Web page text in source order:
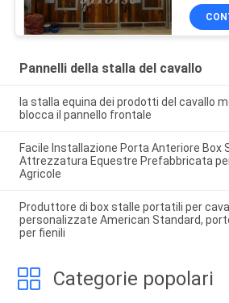
che
Pannelli della stalla del cavallo
la stalla equina dei prodotti del cavallo
blocca il pannello frontale
Facile Installazione Porta Anteriore Box
Attrezzatura Equestre Prefabbricata
Agricole
Produttore di box stalle portatili per
personalizzate American Standard,
per fienili
Categorie popolari